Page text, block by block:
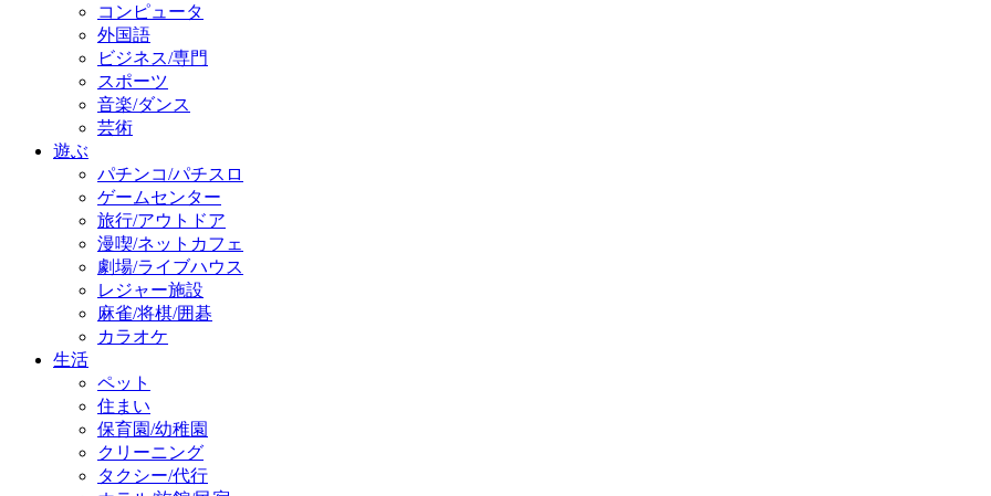
コンピュータ
外国語
ビジネス/専門
スポーツ
音楽/ダンス
芸術
遊ぶ
パチンコ/パチスロ
ゲームセンター
旅行/アウトドア
漫喫/ネットカフェ
劇場/ライブハウス
レジャー施設
麻雀/将棋/囲碁
カラオケ
生活
ペット
住まい
保育園/幼稚園
クリーニング
タクシー/代行